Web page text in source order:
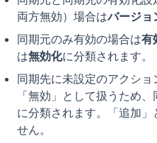
両方無効）場合はバージョ
同期元のみ有効の場合は有
は無効化に分類されます。
同期先に未設定のアクシ
「無効」として扱うため
に分類されます。「追加
せん。